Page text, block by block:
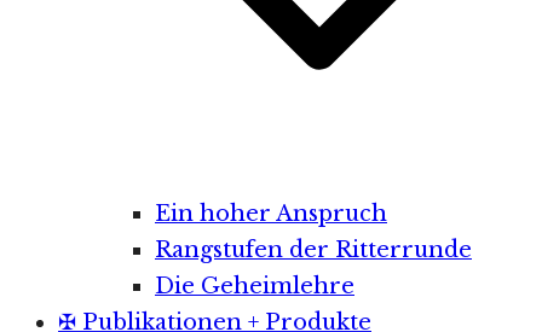
Ein hoher Anspruch
Rangstufen der Ritterrunde
Die Geheimlehre
✠ Publikationen + Produkte